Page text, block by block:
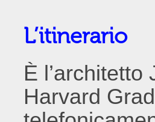
L’itinerario
È
Harvard